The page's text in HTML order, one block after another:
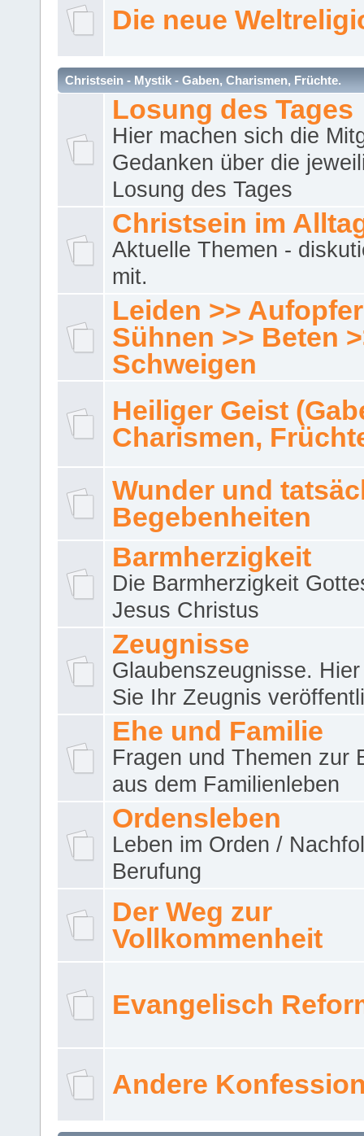
Die neue
Christsein - Mystik - Gaben, Charismen, Früchte.
Losung des Tages
Hier machen sich die
Gedanken über die
Losung des Tages
Christsein im
Aktuelle Themen -
mit.
Leiden >>
Sühnen >> Beten
Schweigen
Heiliger Geist
Charismen,
Wunder und
Begebenheiten
Barmherzigkeit
Die Barmherzigkeit
Jesus Christus
Zeugnisse
Glaubenszeugnisse.
Sie Ihr Zeugnis
Ehe und Familie
Fragen und Themen zur
aus dem Familienleben
Ordensleben
Leben im Orden /
Berufung
Der Weg zur
Vollkommenheit
Evangelisch
Andere